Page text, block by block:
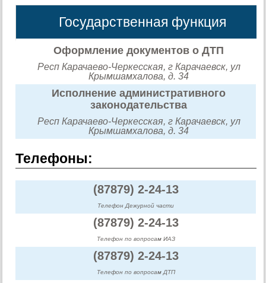
Государственная функция
Оформление документов о ДТП
Респ Карачаево-Черкесская, г Карачаевск, ул
Крымшамхалова, д. 34
Исполнение административного
законодательства
Респ Карачаево-Черкесская, г Карачаевск, ул
Крымшамхалова, д. 34
Телефоны:
(87879) 2-24-13
Телефон Дежурной части
(87879) 2-24-13
Телефон по вопросам ИАЗ
(87879) 2-24-13
Телефон по вопросам ДТП